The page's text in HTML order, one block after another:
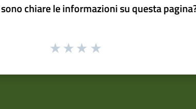
chiare le informazioni su questa